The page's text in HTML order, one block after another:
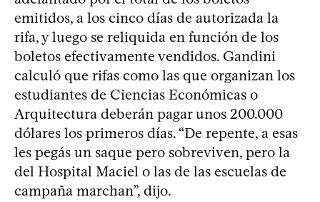
emitidos, a los cinco días de autorizada la
rifa, y luego se reliquida en función de los
boletos efectivamente vendidos. Gandini
calculó que rifas como las que organizan los
estudiantes de Ciencias Económicas o
Arquitectura deberán pagar unos 200.000
dólares los primeros días. “De repente, a esas
les pegás un saque pero sobreviven, pero la
del Hospital Maciel o las de las escuelas de
campaña marchan”, dijo.